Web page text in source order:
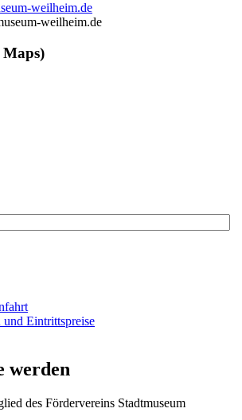
weilheim.de
weilheim.de
Eintrittspreise
werden
des Fördervereins Stadtmuseum